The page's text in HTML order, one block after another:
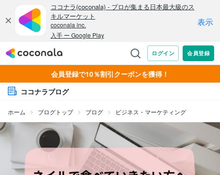
会員登録で10％割引クーポンを獲得！
ココナラブログ
ホーム ブログトップ ブログ ビジネス・マーケティング